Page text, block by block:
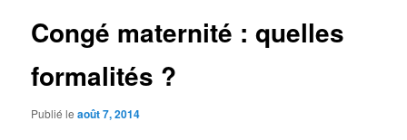
Congé maternité : quelles
formalités ?
Publié leaoût 7, 2014